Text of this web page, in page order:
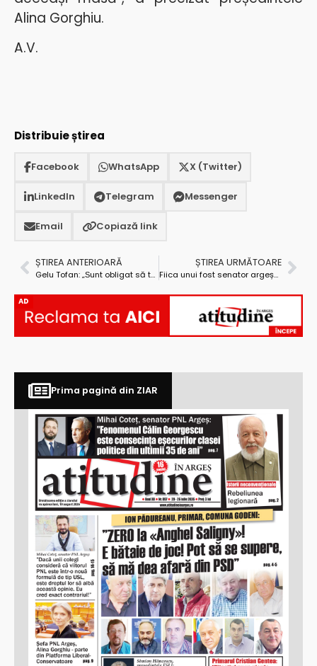
Alina Gorghiu.
A.V.
Distribuie știrea
Facebook WhatsApp X (Twitter)
LinkedIn Telegram Messenger
Email Copiază link
ȘTIREA ANTERIOARĂ
Gelu Tofan: „Ѕunt obligat să termin mandatul de viceprimar al Piteștiului”
ȘTIREA URMĂTOARE
Fiica unui fost senator argeșean – promovată judecător la Înalta Curte de Casaţie şi Justiţie
AD
Prima pagină din ZIAR